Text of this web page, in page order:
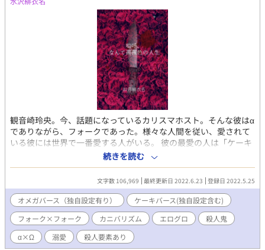
観音崎玲央。今、話題になっているカリスマホスト。そんな彼はα
でありながら、フォークであった。様々な人間を従い、愛されて
いる彼には世界で一番愛する人がいる。 彼の最愛の人は「ケーキ
連続殺人事件」の犯人として指名手配されている、原田紫苑。彼
はフォークでありΩだったのだ。 諸注意。この世界線はオメガ
バースとケーキバースが同時に存在しています。 地獄の沙汰で
す。何でも許せる人向け。モブ女性との性的表現あり。 グロ描写
★ 性描写☆ なお殺人や犯罪など、それを示唆する描写を含みま
す。けれどそれらを助長するものではありません。 また残酷かつ
過激な表現及び、モブ女性との性的行為匂わせ表現があります。
苦手な方はどうかご注意くださいませ。 この物語はフィクション
です。実在の人物や団体などとは関係ありません。 大変長くなっ
続きを読む
文字数 106,969 最終更新日 2022.6.23 登録日 2022.5.25
オメガバース（独自設定有り）
ケーキバース(独自設定含む)
フォーク×フォーク
カニバリズム エログロ
殺人鬼
α×Ω
溺愛 殺人要素あり